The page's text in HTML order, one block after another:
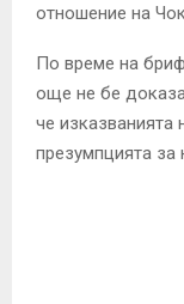
отношение на
По време на
още не бе
че изказванията
презумпцията за